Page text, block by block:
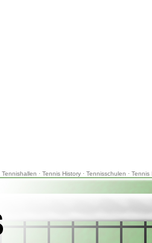
Tennishallen · Tennis History· Tennisschulen · Tennis